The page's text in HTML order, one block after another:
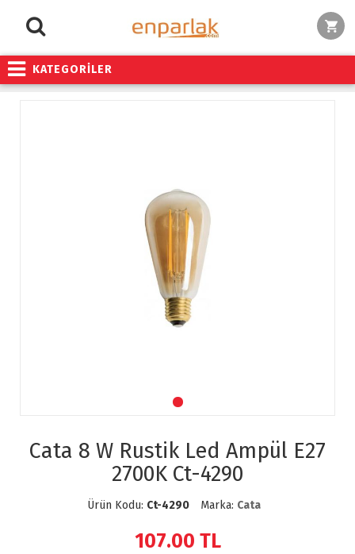
KATEGORİLER
Cata 8 W Rustik Led Ampül E27
2700K Ct-4290
Ürün Kodu: Ct-4290 Marka: Cata
107.00 TL